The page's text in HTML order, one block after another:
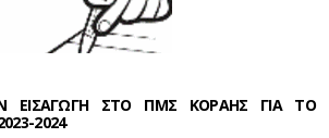
ΕΙΣΑΓΩΓΗ ΣΤΟ ΠΜΣ ΚΟΡΑΗΣ ΓΙΑ ΤΟ
2024